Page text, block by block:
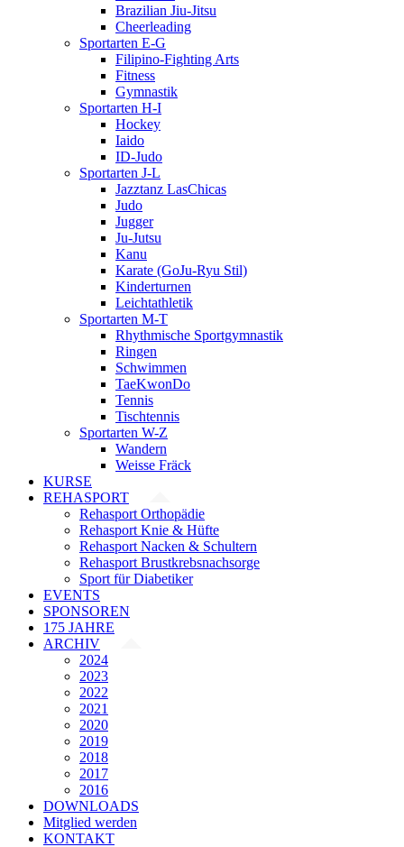
Brazilian Jiu-Jitsu
Cheerleading
Sportarten E-G
Filipino-Fighting Arts
Fitness
Gymnastik
Sportarten H-I
Hockey
Iaido
ID-Judo
Sportarten J-L
Jazztanz LasChicas
Judo
Jugger
Ju-Jutsu
Kanu
Karate (GoJu-Ryu Stil)
Kinderturnen
Leichtathletik
Sportarten M-T
Rhythmische Sportgymnastik
Ringen
Schwimmen
TaeKwonDo
Tennis
Tischtennis
Sportarten W-Z
Wandern
Weisse Fräck
KURSE
REHASPORT
Rehasport Orthopädie
Rehasport Knie & Hüfte
Rehasport Nacken & Schultern
Rehasport Brustkrebsnachsorge
Sport für Diabetiker
EVENTS
SPONSOREN
175 JAHRE
ARCHIV
2024
2023
2022
2021
2020
2019
2018
2017
2016
DOWNLOADS
Mitglied werden
KONTAKT